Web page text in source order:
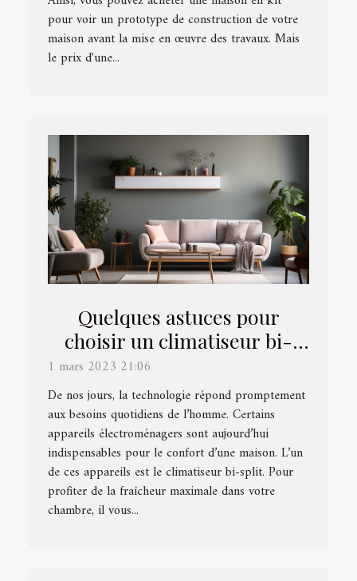
pour voir un prototype de construction de votre
maison avant la mise en œuvre des travaux. Mais
le prix d'une...
Quelques astuces pour
choisir un climatiseur bi-
1 mars 2023 21:06
De nos jours, la technologie répond promptement
aux besoins quotidiens de l’homme. Certains
appareils électroménagers sont aujourd’hui
indispensables pour le confort d’une maison. L’un
de ces appareils est le climatiseur bi-split. Pour
profiter de la fraîcheur maximale dans votre
chambre, il vous...